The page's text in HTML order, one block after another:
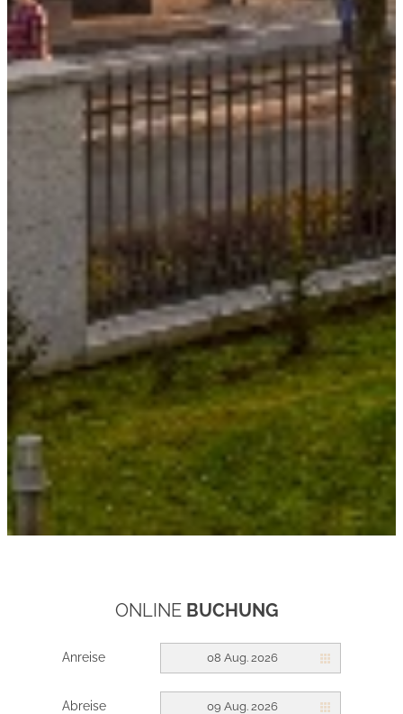
ONLINE BUCHUNG
Anreise 08 Aug. 2026
Abreise 09 Aug. 2026